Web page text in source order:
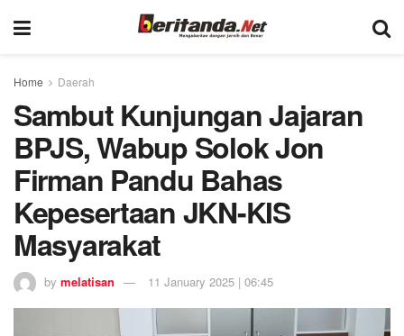
Home Daerah
Sambut Kunjungan Jajaran
BPJS, Wabup Solok Jon
Firman Pandu Bahas
Kepesertaan JKN-KIS
Masyarakat
by melatisan 11 January 2025 | 06:45